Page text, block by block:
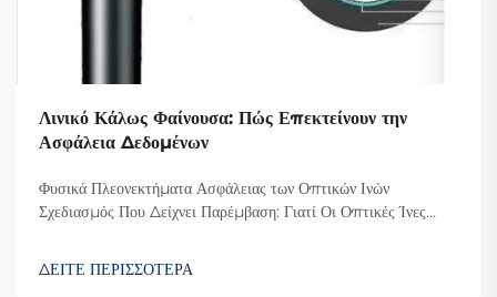
Λινικό Κάλως Φαίνουσα: Πώς Επεκτείνουν την
Ασφάλεια Δεδομένων
Φυσικά Πλεονεκτήματα Ασφάλειας των Οπτικών Ινών
Σχεδιασμός Που Δείχνει Παρέμβαση: Γιατί Οι Οπτικές Ίνες
δεδομένα μέσω φωτός αντί για ηλεκτρικά σήματα όπως οι κ...
ΔΕΙΤΕ ΠΕΡΙΣΣΟΤΕΡΑ